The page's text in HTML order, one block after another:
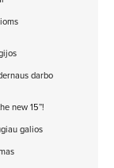
darbo
new 15”!
galios